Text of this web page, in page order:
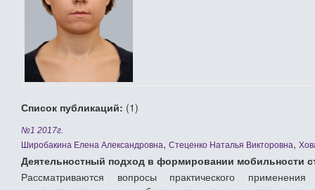
Список публикаций: (1)
№1 2017г.
Широбакина Елена Александровна, Стеценко Наталья Викторовна,
Деятельностный подход в формировании мобильности
Рассматриваются вопросы практического